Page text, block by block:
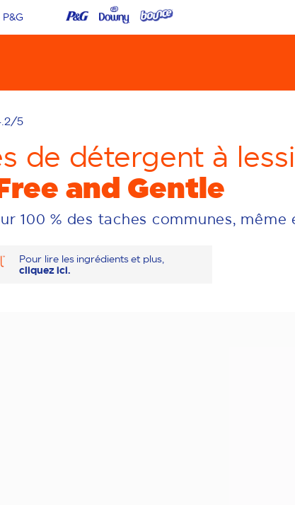
/5
de détergent à
and Gentle
100 % des taches communes, même
Pour lire les ingrédients et plus,
cliquez ici.